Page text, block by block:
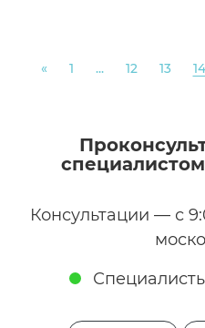
«Previous
1 ... 12 13 14
Консультации — с